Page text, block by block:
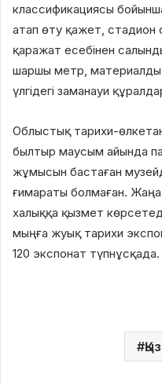
классификациясы
атап өту қажет, стадион
қаражат есебінен
шаршы метр,
үлгідегі заманауи
Облыстық тарихи-
былтыр маусым айында
жұмысын бастаған
ғимараты болмаған. Жаңа
халыққа қызмет
мыңға жуық тарихи
120 экспонат түпнұсқада.